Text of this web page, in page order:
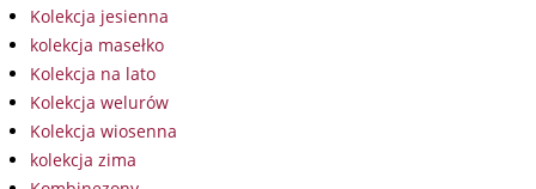
Kolekcja jesienna
kolekcja masełko
Kolekcja na lato
Kolekcja welurów
Kolekcja wiosenna
kolekcja zima